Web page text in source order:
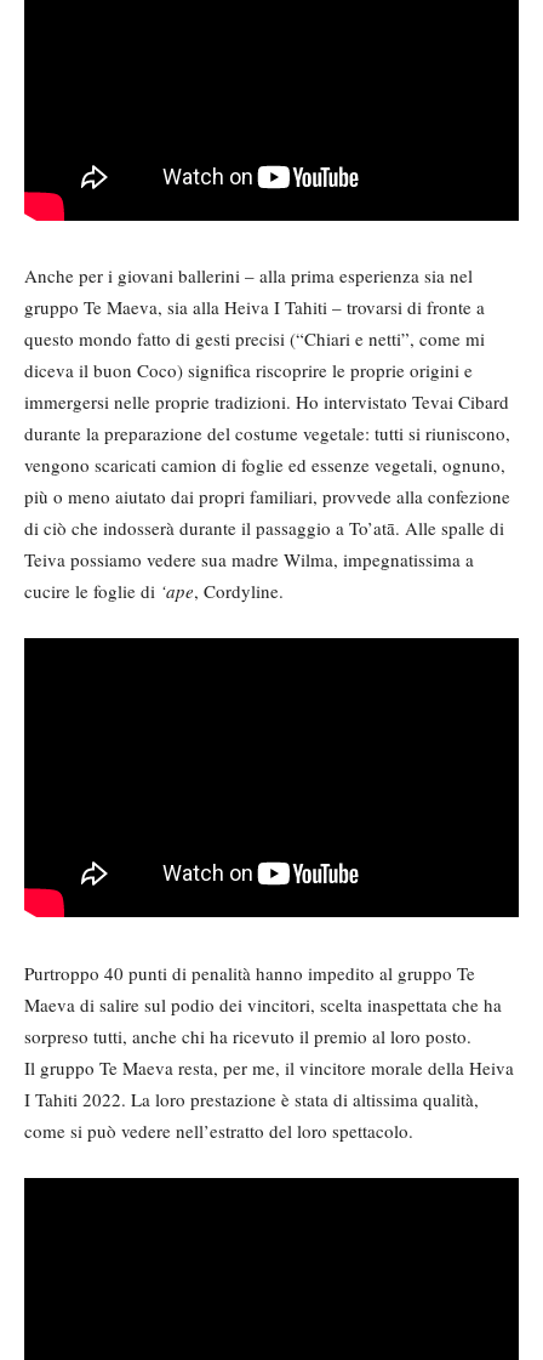
Anche per i giovani ballerini – alla prima esperienza sia nel
gruppo Te Maeva, sia alla Heiva I Tahiti – trovarsi di fronte a
questo mondo fatto di gesti precisi (“Chiari e netti”, come mi
diceva il buon Coco) significa riscoprire le proprie origini e
immergersi nelle proprie tradizioni. Ho intervistato Tevai Cibard
durante la preparazione del costume vegetale: tutti si riuniscono,
vengono scaricati camion di foglie ed essenze vegetali, ognuno,
più o meno aiutato dai propri familiari, provvede alla confezione
di ciò che indosserà durante il passaggio a To’atā. Alle spalle di
Teiva possiamo vedere sua madre Wilma, impegnatissima a
cucire le foglie di ‘ape, Cordyline.
Purtroppo 40 punti di penalità hanno impedito al gruppo Te
Maeva di salire sul podio dei vincitori, scelta inaspettata che ha
sorpreso tutti, anche chi ha ricevuto il premio al loro posto.
Il gruppo Te Maeva resta, per me, il vincitore morale della Heiva
I Tahiti 2022. La loro prestazione è stata di altissima qualità,
come si può vedere nell’estratto del loro spettacolo.